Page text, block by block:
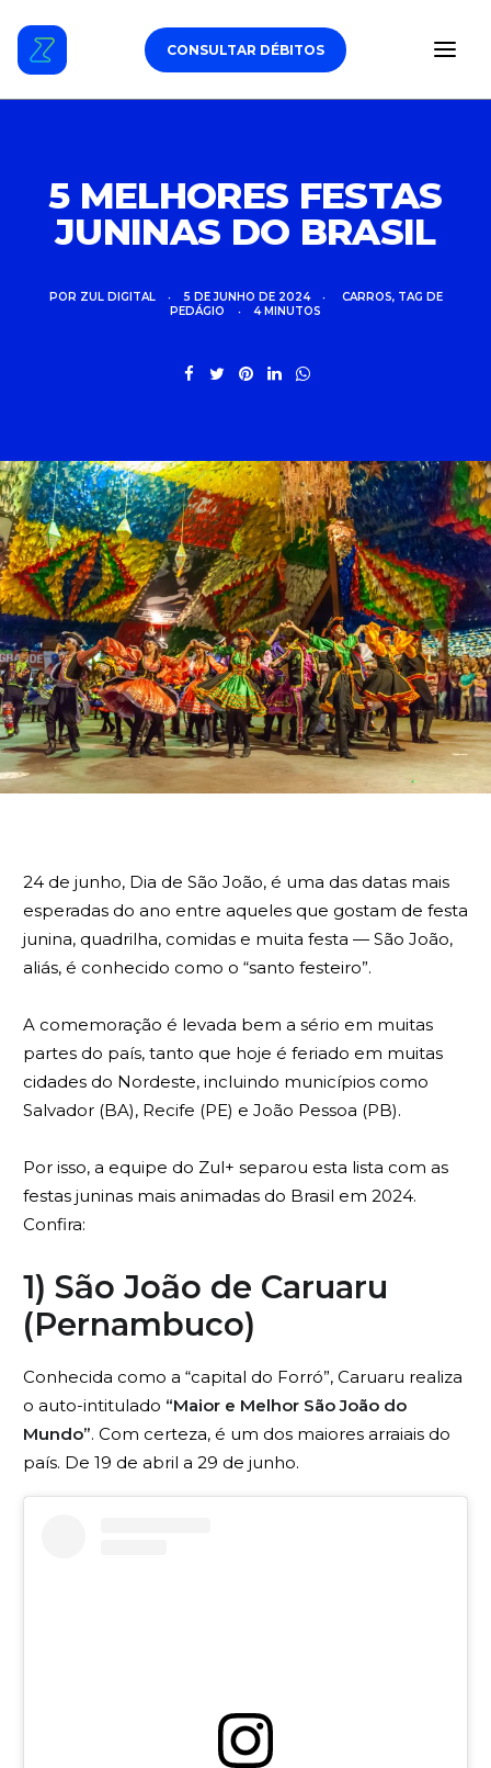
CONSULTAR DÉBITOS
DÉBITOS VEICULARES
BUSCA
5 MELHORES FESTAS
JUNINAS DO BRASIL
POR ZUL DIGITAL • 5 DE JUNHO DE 2024 • CARROS, TAG DE
PEDÁGIO
• 4 MINUTOS
24 de junho, Dia de São João, é uma das datas mais
esperadas do ano entre aqueles que gostam de festa
junina, quadrilha, comidas e muita festa — São João,
aliás, é conhecido como o “santo festeiro”.
A comemoração é levada bem a sério em muitas
partes do país, tanto que hoje é feriado em muitas
cidades do Nordeste, incluindo municípios como
Salvador (BA), Recife (PE) e João Pessoa (PB).
Por isso, a equipe do Zul+ separou esta lista com as
festas juninas mais animadas do Brasil em 2024.
Confira:
1) São João de Caruaru
(Pernambuco)
Conhecida como a “capital do Forró”, Caruaru realiza
o auto-intitulado “Maior e Melhor São João do
Mundo”. Com certeza, é um dos maiores arraiais do
país. De 19 de abril a 29 de junho.